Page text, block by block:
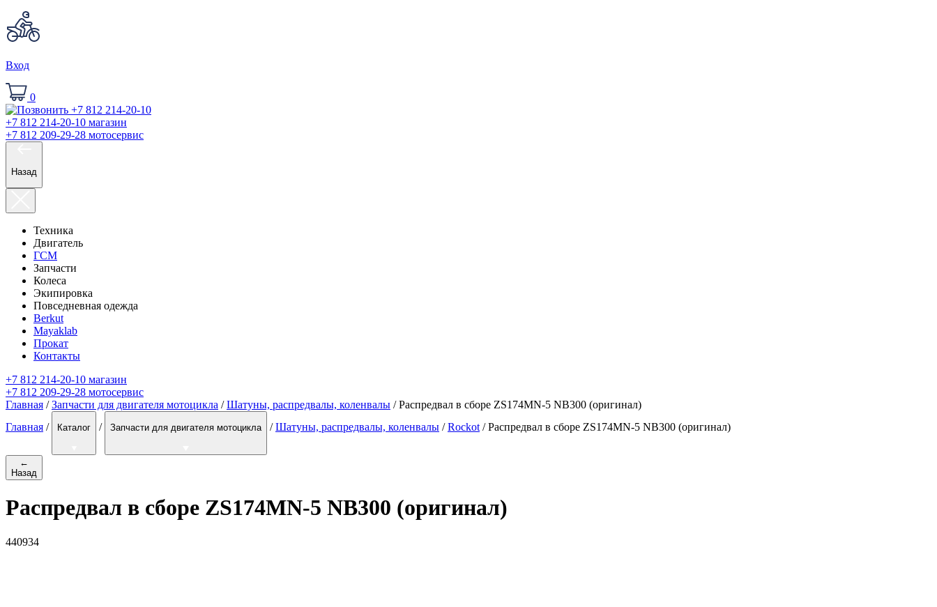
Вход
0
+7 812 214-20-10 магазин
+7 812 209-29-28 мотосервис
Назад
Техника
Двигатель
ГСМ
Запчасти
Колеса
Экипировка
Повседневная одежда
Berkut
Mayaklab
Прокат
Контакты
+7 812 214-20-10 магазин
+7 812 209-29-28 мотосервис
Главная /Запчасти для двигателя мотоцикла /Шатуны, распредвалы, коленвалы / Распредвал в сборе ZS174MN-5 NB300 (оригинал)
Главная / Каталог / Запчасти для двигателя мотоцикла / Шатуны, распредвалы, коленвалы / Rockot / Распредвал в сборе ZS174MN-5 NB300 (оригинал)
←
Назад
Распредвал в сборе ZS174MN-5 NB300 (оригинал)
440934